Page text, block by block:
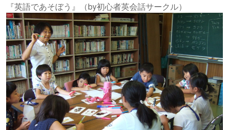
『英語であそぼう』（by初心者英会話サークル）